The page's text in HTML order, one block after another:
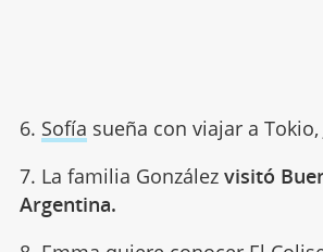
6. Sofía sueña con viajar a Tokio,
7. La familia Gonzálezvisitó
Argentina.